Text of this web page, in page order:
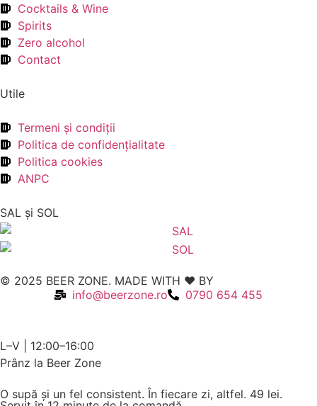
Cocktails & Wine
Spirits
Zero alcohol
Contact
Utile
Termeni şi condiţii
Politica de confidenţialitate
Politica cookies
ANPC
SAL şi SOL
© 2025 BEER ZONE. MADE WITH ❤️ BY
info@beerzone.ro
0790 654 455
L–V | 12:00–16:00
Prânz la Beer Zone
O supă și un fel consistent. În fiecare zi, altfel. 49 lei.